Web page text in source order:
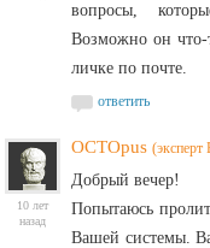
вопросы,
Возможно он что-
личке по почте.
ответить
10 лет
назад
OCTOpus (эксперт
Добрый вечер!
Попытаюсь
Вашей системы.